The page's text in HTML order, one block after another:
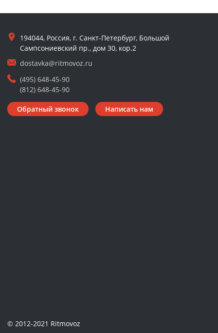
194044, Россия, г. Санкт-Петербург, Большой
Сампсониевский пр., дом 30, кор.2
dostavka@ritmovoz.ru
(495) 648-45-90
(812) 648-45-90
Обратный звонок Написать нам
© 2012-2021 Ritmovoz